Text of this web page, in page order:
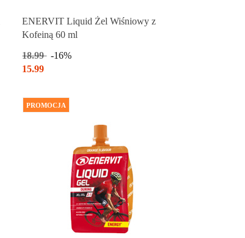
Produkt chwilowo niedostępny
ENERVIT Liquid Żel Wiśniowy z
Kofeiną 60 ml
18.99
-16%
15.99
PROMOCJA